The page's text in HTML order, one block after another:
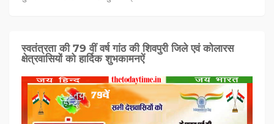
स्वतंत्रता की 79 वीं वर्ष गांठ की शिवपुरी जिले एवं कोलारस
क्षेत्रवासियों को हार्दिक शुभकामनऐं